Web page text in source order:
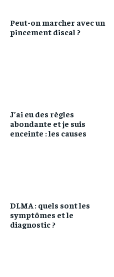
Peut-on marcher avec un
pincement discal ?
J’ai eu des règles
abondante et je suis
enceinte : les causes
DLMA : quels sont les
symptômes et le
diagnostic ?